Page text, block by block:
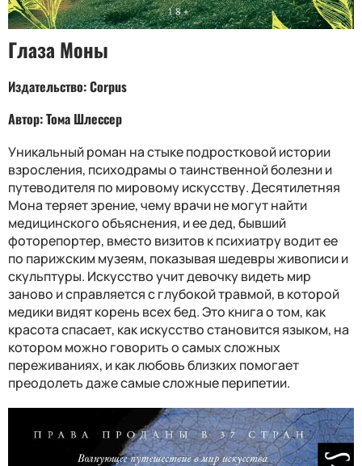
Глаза Моны
Издательство: Corpus
Автор: Тома Шлессер
Уникальный роман на стыке подростковой истории
взросления, психодрамы о таинственной болезни и
путеводителя по мировому искусству. Десятилетняя
Мона теряет зрение, чему врачи не могут найти
медицинского объяснения, и ее дед, бывший
фоторепортер, вместо визитов к психиатру водит ее
по парижским музеям, показывая шедевры живописи и
скульптуры. Искусство учит девочку видеть мир
заново и справляется с глубокой травмой, в которой
медики видят корень всех бед. Это книга о том, как
красота спасает, как искусство становится языком, на
котором можно говорить о самых сложных
переживаниях, и как любовь близких помогает
преодолеть даже самые сложные перипетии.